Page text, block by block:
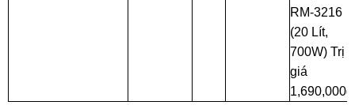
RM-3216
(20 Lít,
700W) Trị
giá
1,690,000đ